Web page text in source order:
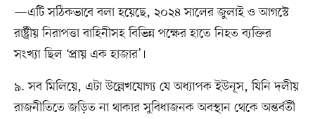
—এটি সঠিকভাবে বলা হয়েছে, ২০২৪ সালের জুলাই ও আগস্টে
রাষ্ট্রীয় নিরাপত্তা বাহিনীসহ বিভিন্ন পক্ষের হাতে নিহত ব্যক্তির
সংখ্যা ছিল ‘প্রায় এক হাজার’।
৯. সব মিলিয়ে, এটা উল্লেখযোগ্য যে অধ্যাপক ইউনূস, যিনি দলীয়
রাজনীতিতে জড়িত না থাকার সুবিধাজনক অবস্থান থেকে অন্তর্বর্তী